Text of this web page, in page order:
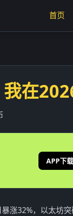
首页
在
APP下载
涨32%，以太坊